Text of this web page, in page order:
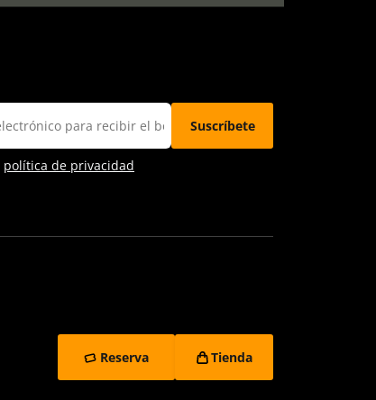
política de privacidad
Reserva Tienda